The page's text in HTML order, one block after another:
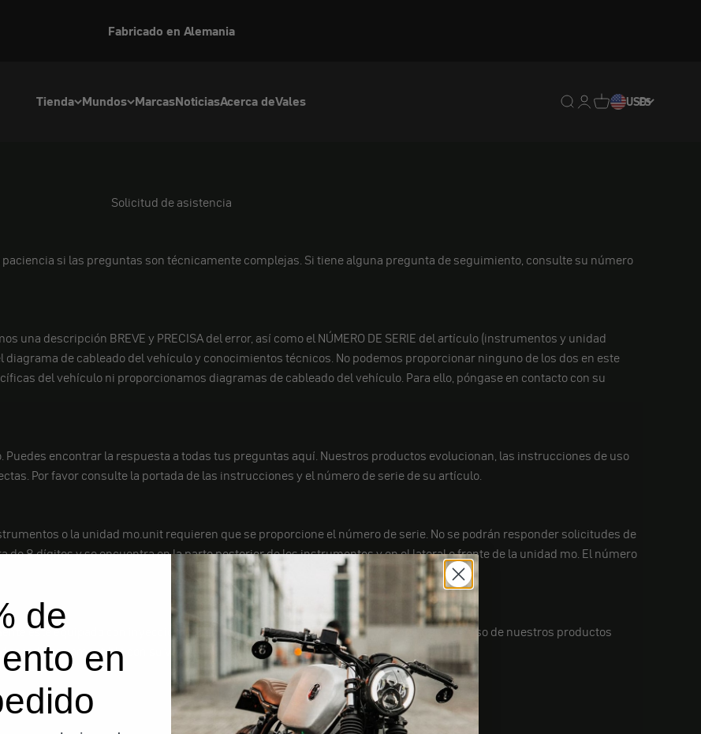
Fabricado en Alemania
Tienda Mundos MarcasNoticiasAcerca deVales Traducción pendiente:
Traducción
Traducción
USDES
Solicitud de asistencia
si las preguntas son técnicamente complejas. Si tiene alguna pregunta de seguimiento, consulte su número
una descripción BREVE y PRECISA del error, así como el NÚMERO DE SERIE del artículo (instrumentos y unidad
de cableado del vehículo y conocimientos técnicos. No podemos proporcionar ninguno de los dos en este
del vehículo ni proporcionamos diagramas de cableado del vehículo. Para ello, póngase en contacto con su
encontrar la respuesta a todas tus preguntas aquí. Nuestros productos evolucionan, las instrucciones de uso
Por favor consulte la portada de las instrucciones y el número de serie de su artículo.
o la unidad mo.unit requieren que se proporcione el número de serie. No se podrán responder solicitudes de
de 8 dígitos y se encuentra en la parte posterior de los instrumentos y en el lateral o frente de la unidad mo. El número
esté equipado con inyección de combustible, ABS, inmovilizador y bus de datos. El uso de nuestros productos
es compatible con su vehículo antes de comprarlo.
de
en